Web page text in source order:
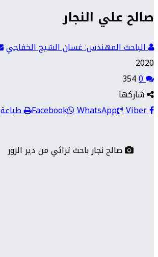
صالح علي النجار
الباحث المهندس: غسان الشيخ الخفاجي
2020
0
شاركها
Facebook
WhatsApp Viber طباعة
صالح نجار باحث تراثي من دير الزور